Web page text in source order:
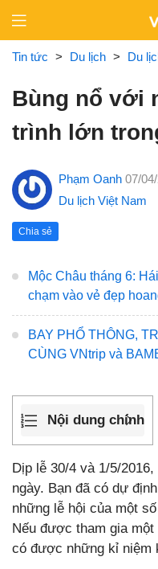
content
Tin tức > Du lịch > Du
Bùng nổ với
trình lớn
Phạm Oanh 07/
Du lịch Việt Nam
Chia sẻ
Mộc Châu tháng 6:
chạm vào vẻ đẹp
BAY PHỔ THÔNG,
CÙNG VNtrip và
Nội dung chính
Dịp lễ 30/4 và 1/5/
ngày. Bạn đã có dự
những lễ hội của một
Nếu được tham gia
có được những kỉ niệm